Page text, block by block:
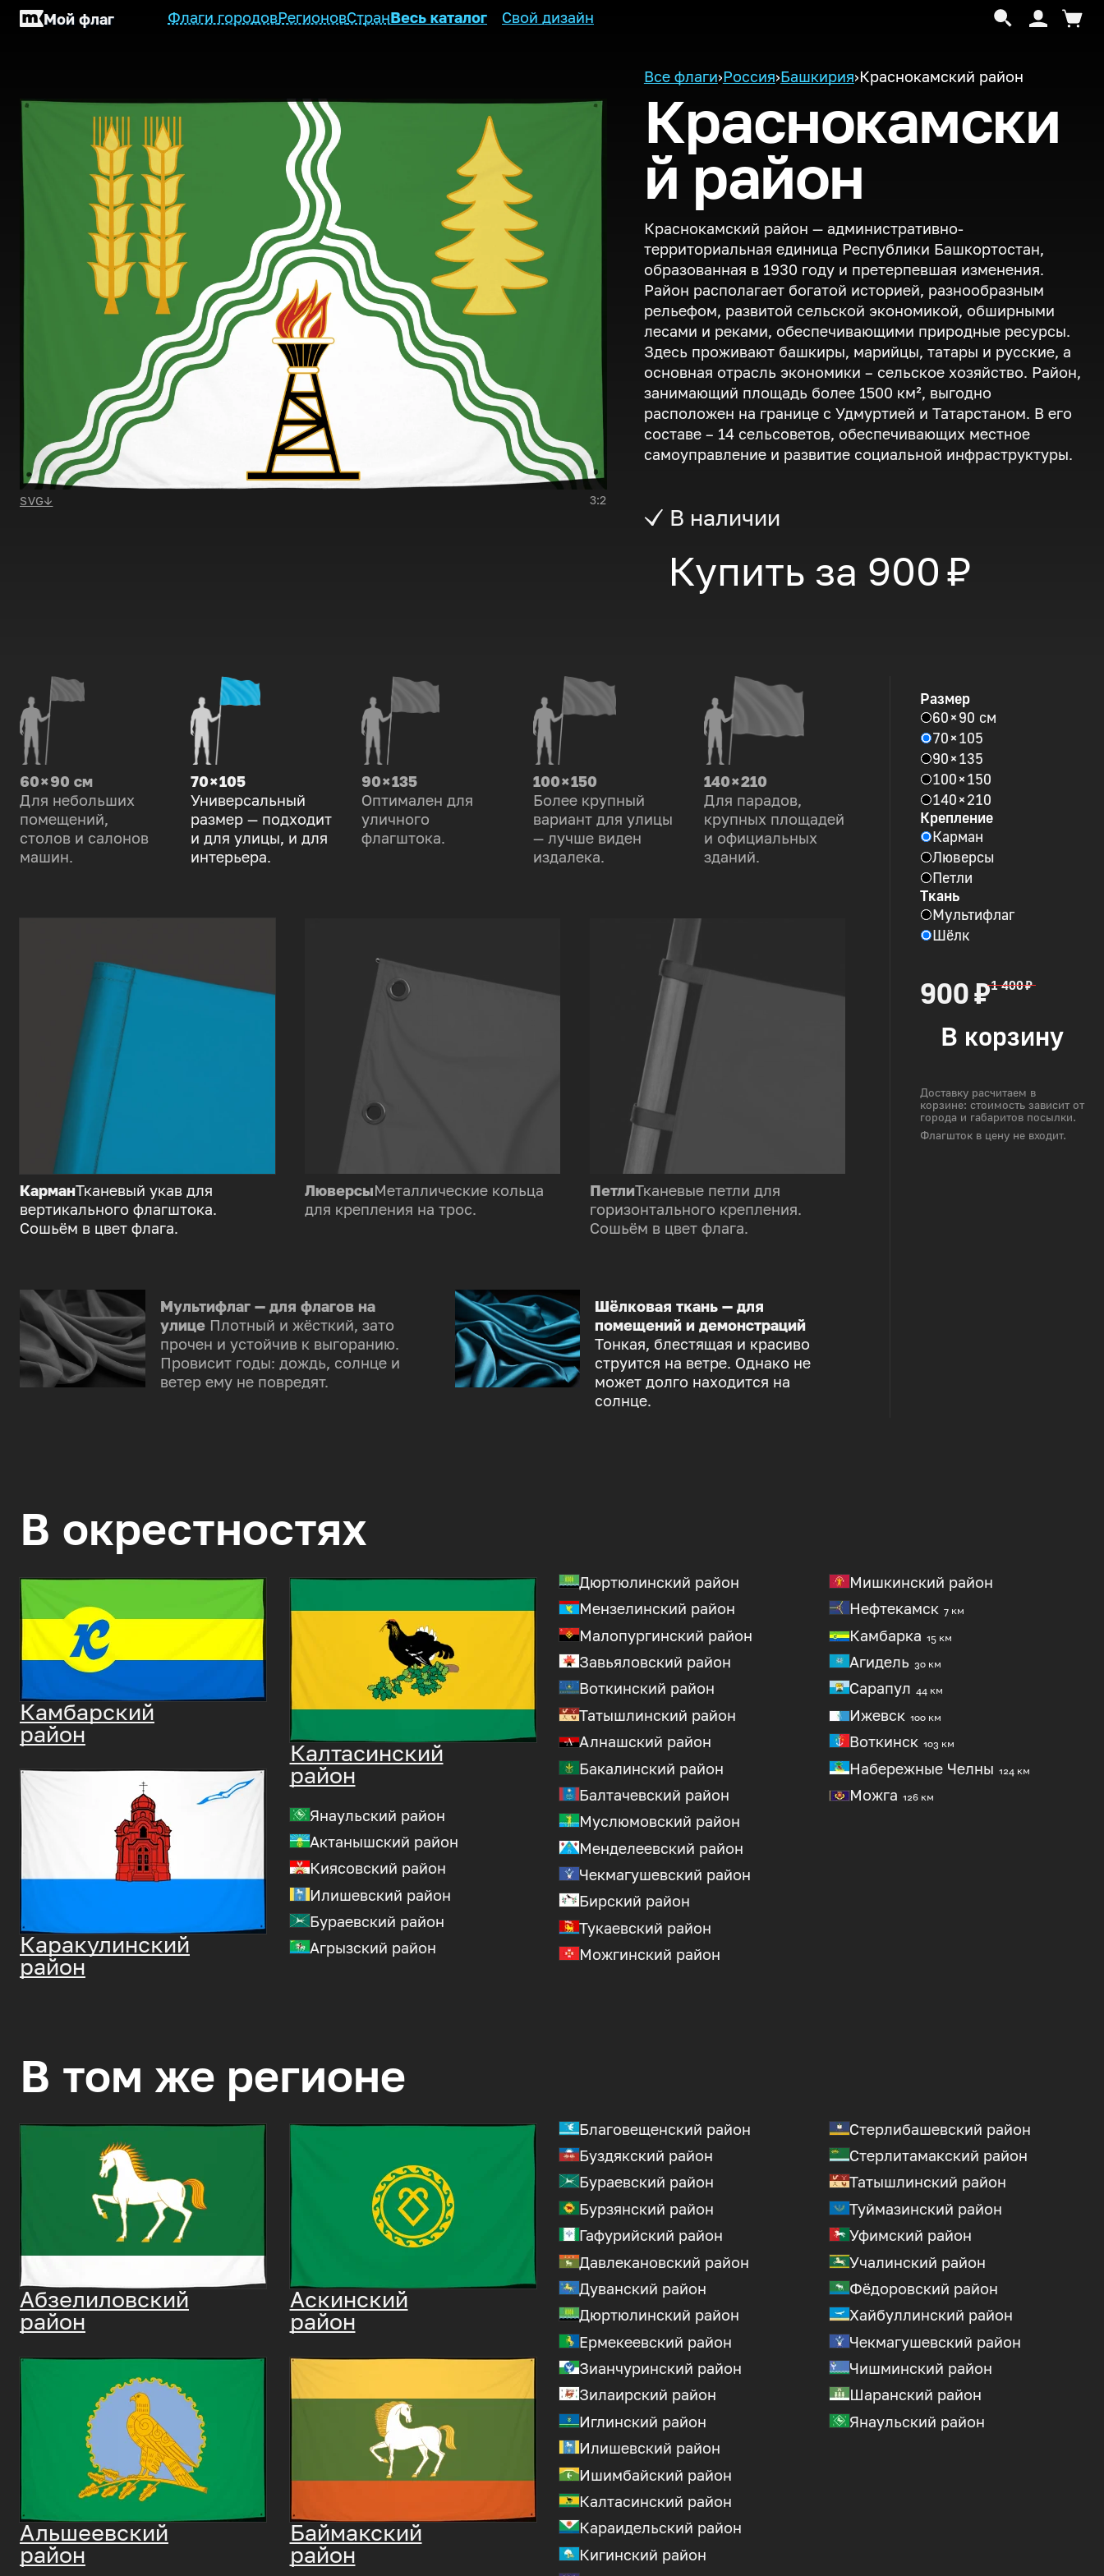
Мой флаг Флаги городовРегионовСтранВесь каталог Свой дизайн
Все флаги›Россия›Башкирия›Краснокамский район
SVG↓ 3:2
Краснокамски
й район
Краснокамский район — административно-
территориальная единица Республики Башкортостан,
образованная в 1930 году и претерпевшая изменения.
Район располагает богатой историей, разнообразным
рельефом, развитой сельской экономикой, обширными
лесами и реками, обеспечивающими природные ресурсы.
Здесь проживают башкиры, марийцы, татары и русские, а
основная отрасль экономики – сельское хозяйство. Район,
занимающий площадь более 1500 км², выгодно
расположен на границе с Удмуртией и Татарстаном. В его
составе – 14 сельсоветов, обеспечивающих местное
самоуправление и развитие социальной инфраструктуры.
В наличии
Купить за 900 ₽
60 × 90 см
Для небольших
помещений,
столов и салонов
машин.
70 × 105
Универсальный
размер — подходит
и для улицы, и для
интерьера.
90 × 135
Оптимален для
уличного
флагштока.
100 × 150
Более крупный
вариант для улицы
— лучше виден
издалека.
140 × 210
Для парадов,
крупных площадей
и официальных
зданий.
КарманТканевый укав для
вертикального флагштока.
Сошьём в цвет флага.
ЛюверсыМеталлические кольца
для крепления на трос.
ПетлиТканевые петли для
горизонтального крепления.
Сошьём в цвет флага.
Мультифлаг — для флагов на
улицеПлотный и жёсткий, зато
прочен и устойчив к выгоранию.
Провисит годы: дождь, солнце и
ветер ему не повредят.
Шёлковая ткань — для
помещений и демонстраций
Тонкая, блестящая и красиво
струится на ветре. Однако не
может долго находится на
солнце.
Размер
60 × 90 см
70 × 105
90 × 135
100 × 150
140 × 210
Крепление
Карман
Люверсы
Петли
Ткань
Мультифлаг
Шёлк
900 ₽1 400 ₽
В корзину
Доставку расчитаем в
корзине: стоимость зависит от
города и габаритов посылки.
Флагшток в цену не входит.
В окрестностях
Камбарский
район
Каракулинский
район
Калтасинский
район
Янаульский район
Актанышский район
Киясовский район
Илишевский район
Бураевский район
Агрызский район
Дюртюлинский район
Мензелинский район
Малопургинский район
Завьяловский район
Воткинский район
Татышлинский район
Алнашский район
Бакалинский район
Балтачевский район
Муслюмовский район
Менделеевский район
Чекмагушевский район
Бирский район
Тукаевский район
Можгинский район
Мишкинский район
Нефтекамск 7 км
Камбарка 15 км
Агидель 30 км
Сарапул 44 км
Ижевск 100 км
Воткинск 103 км
Набережные Челны 124 км
Можга 126 км
В том же регионе
Абзелиловский
район
Альшеевский
район
Аскинский
район
Баймакский
район
Благовещенский район
Буздякский район
Бураевский район
Бурзянский район
Гафурийский район
Давлекановский район
Дуванский район
Дюртюлинский район
Ермекеевский район
Зианчуринский район
Зилаирский район
Иглинский район
Илишевский район
Ишимбайский район
Калтасинский район
Караидельский район
Кигинский район
Стерлибашевский район
Стерлитамакский район
Татышлинский район
Туймазинский район
Уфимский район
Учалинский район
Фёдоровский район
Хайбуллинский район
Чекмагушевский район
Чишминский район
Шаранский район
Янаульский район